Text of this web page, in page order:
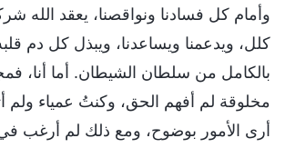
وأمام كل فسادنا ونواقصنا، يعقد الله
كلل، ويدعمنا ويساعدنا، ويبذل كل دم
بالكامل من سلطان الشيطان. أما أنا،
مخلوقة لم أفهم الحق، وكنتُ عمياء ولم
أرى الأمور بوضوح، ومع ذلك لم أرغب